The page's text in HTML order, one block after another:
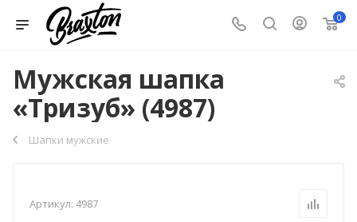
0
Мужская шапка
«Тризуб» (4987)
Шапки мужские
Артикул: 4987